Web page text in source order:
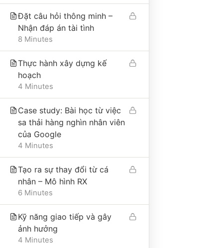
Đặt câu hỏi thông minh –
Nhận đáp án tài tình
8 Minutes
Thực hành xây dựng kế
hoạch
4 Minutes
Case study: Bài học từ việc
sa thải hàng nghìn nhân viên
của Google
4 Minutes
Tạo ra sự thay đổi từ cá
nhân – Mô hình RX
6 Minutes
Kỹ năng giao tiếp và gây
ảnh hưởng
4 Minutes
Cộng đồng 101QTNS
THÔNG TIN VỀ CHÍNH SÁCH
ĐIỀU KIỆN GIAO DỊCH CHUNG
CHÍNH SÁCH VẬN CHUYỂN VÀ GIAO NHẬN
CHÍNH SÁCH BẢO MẬT